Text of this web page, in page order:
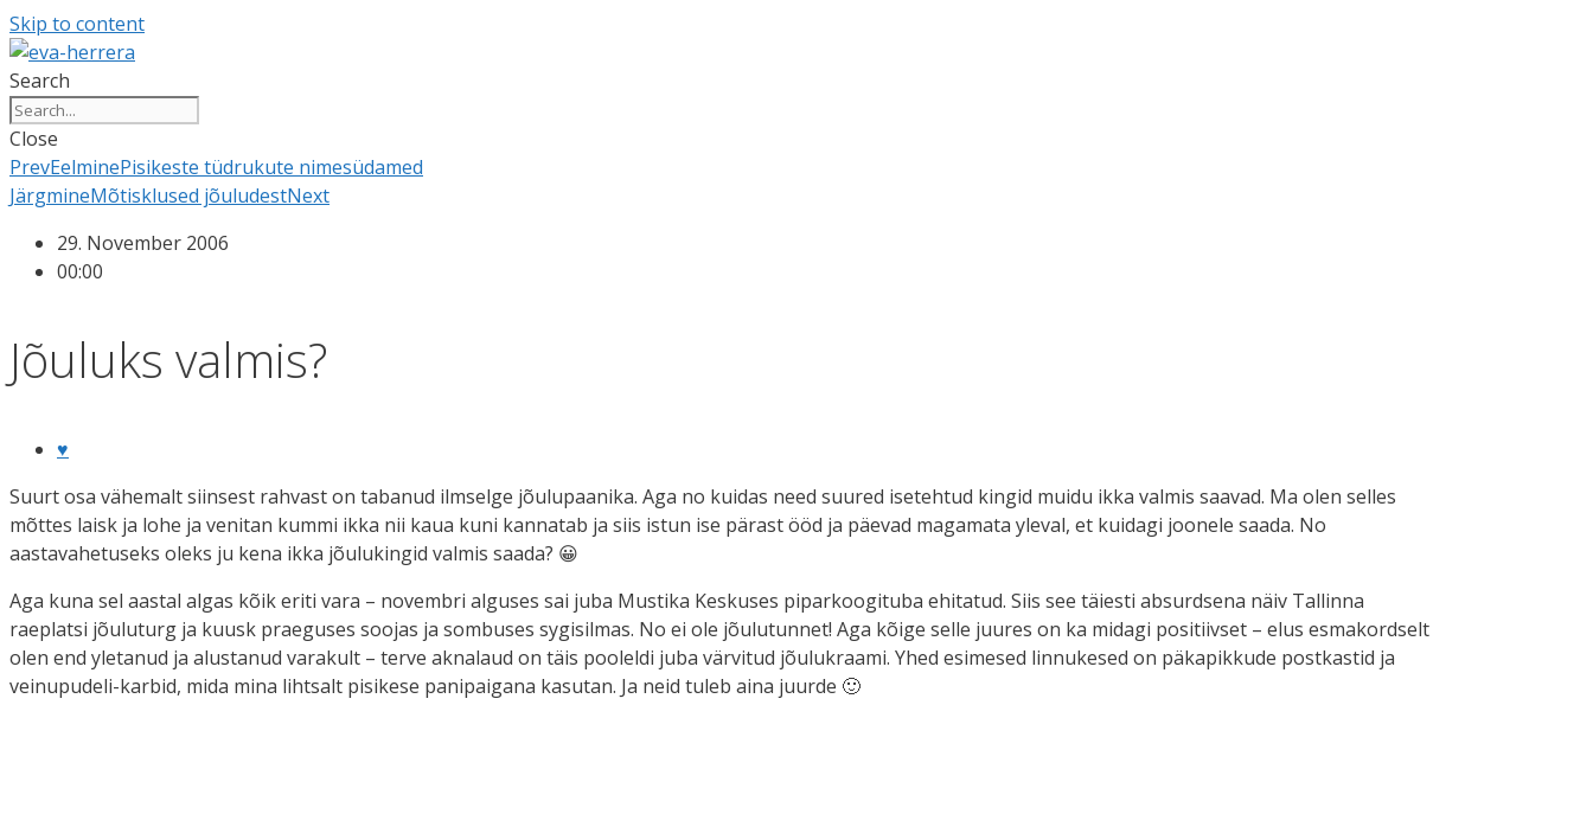
Skip to content
Search
Close
PrevEelminePisikeste tüdrukute nimesüdamed
JärgmineMõtisklused jõuludestNext
29. November 2006
00:00
Jõuluks valmis?
♥
Suurt osa vähemalt siinsest rahvast on tabanud ilmselge jõulupaanika. Aga no kuidas need suured isetehtud kingid muidu ikka valmis saavad. Ma olen selles
mõttes laisk ja lohe ja venitan kummi ikka nii kaua kuni kannatab ja siis istun ise pärast ööd ja päevad magamata yleval, et kuidagi joonele saada. No
aastavahetuseks oleks ju kena ikka jõulukingid valmis saada? 😀
Aga kuna sel aastal algas kõik eriti vara – novembri alguses sai juba Mustika Keskuses piparkoogituba ehitatud. Siis see täiesti absurdsena näiv Tallinna
raeplatsi jõuluturg ja kuusk praeguses soojas ja sombuses sygisilmas. No ei ole jõulutunnet! Aga kõige selle juures on ka midagi positiivset – elus esmakordselt
olen end yletanud ja alustanud varakult – terve aknalaud on täis pooleldi juba värvitud jõulukraami. Yhed esimesed linnukesed on päkapikkude postkastid ja
veinupudeli-karbid, mida mina lihtsalt pisikese panipaigana kasutan. Ja neid tuleb aina juurde 🙂